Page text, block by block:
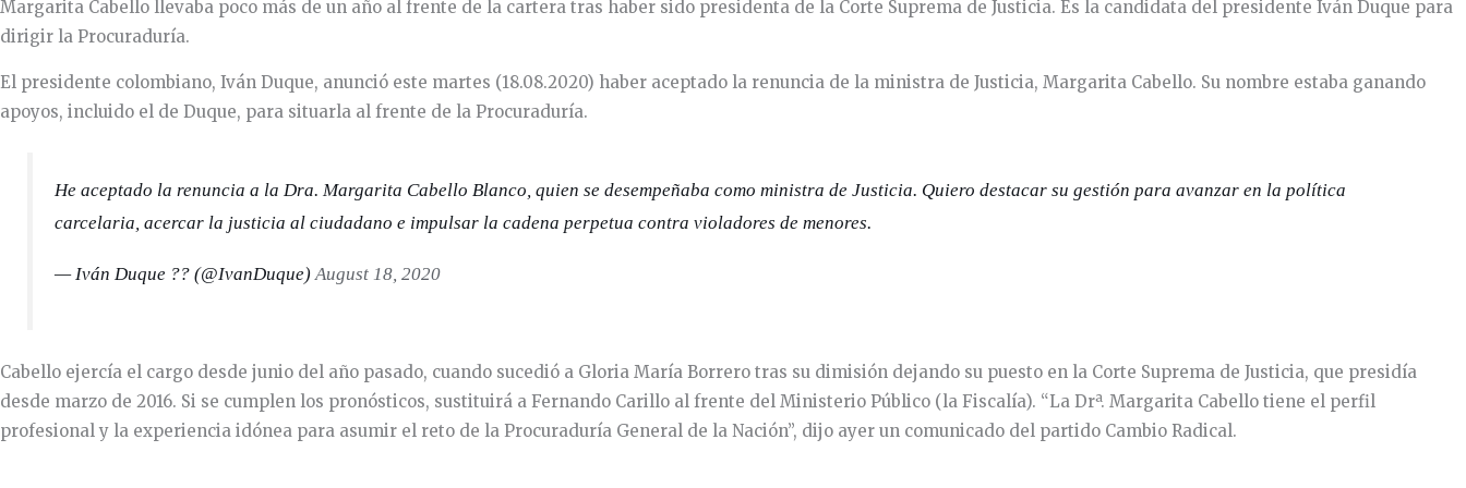
Margarita Cabello llevaba poco más de un año al frente de la cartera tras haber sido presidenta de la Corte Suprema de Justicia. Es la candidata del presidente Iván Duque para
dirigir la Procuraduría.
El presidente colombiano, Iván Duque, anunció este martes (18.08.2020) haber aceptado la renuncia de la ministra de Justicia, Margarita Cabello. Su nombre estaba ganando
apoyos, incluido el de Duque, para situarla al frente de la Procuraduría.
He aceptado la renuncia a la Dra. Margarita Cabello Blanco, quien se desempeñaba como ministra de Justicia. Quiero destacar su gestión para avanzar en la política
carcelaria, acercar la justicia al ciudadano e impulsar la cadena perpetua contra violadores de menores.
— Iván Duque ?? (@IvanDuque) August 18, 2020
Cabello ejercía el cargo desde junio del año pasado, cuando sucedió a Gloria María Borrero tras su dimisión dejando su puesto en la Corte Suprema de Justicia, que presidía
desde marzo de 2016. Si se cumplen los pronósticos, sustituirá a Fernando Carillo al frente del Ministerio Público (la Fiscalía). “La Drª. Margarita Cabello tiene el perfil
profesional y la experiencia idónea para asumir el reto de la Procuraduría General de la Nación”, dijo ayer un comunicado del partido Cambio Radical.